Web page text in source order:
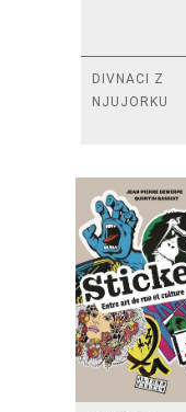
DIVNACI Z
NJUJORKU